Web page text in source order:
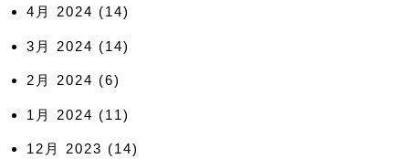
4月 2024 (14)
3月 2024 (14)
2月 2024 (6)
1月 2024 (11)
12月 2023 (14)